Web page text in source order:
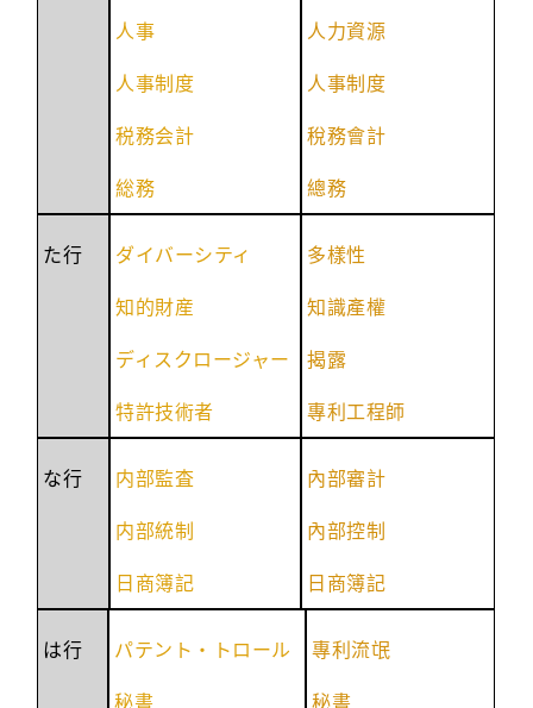
人事
人事制度
税務会計
総務
人力資源
人事制度
稅務會計
總務
た行 ダイバーシティ
知的財産
ディスクロージャー
特許技術者
多樣性
知識產權
揭露
專利工程師
な行 内部監査
内部統制
日商簿記
內部審計
內部控制
日商簿記
は行 パテント・トロール
秘書
專利流氓
秘書